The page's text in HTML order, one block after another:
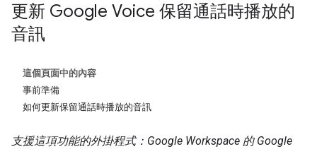
更新 Google Voice 保留通話時播放的
音訊
這個頁面中的內容
事前準備
如何更新保留通話時播放的音訊
支援這項功能的外掛程式：Google Workspace 的 Google